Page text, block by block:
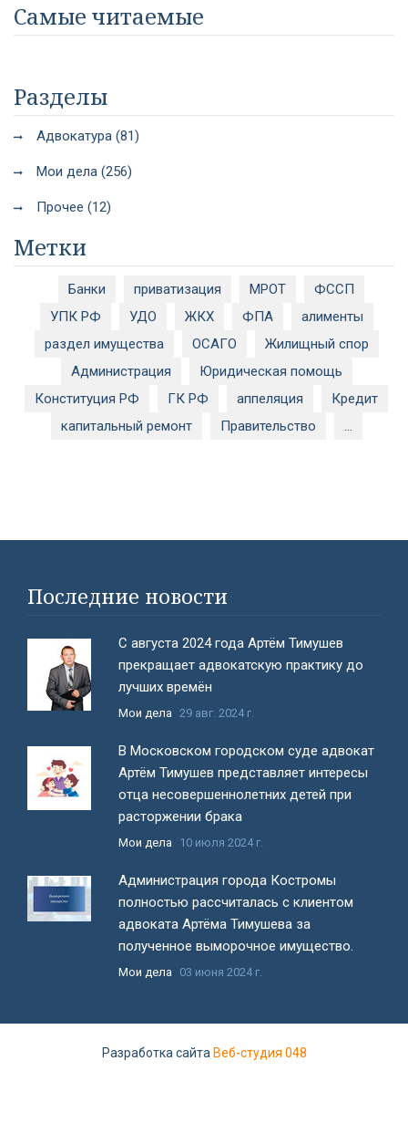
Самые читаемые
Разделы
Адвокатура (81)
Мои дела (256)
Прочее (12)
Метки
Банки приватизация МРОТ
ФССП
УПК РФ
УДО ЖКХ ФПА
алименты
раздел имущества
ОСАГО
Жилищный спор
Администрация
Юридическая помощь
Конституция РФ
ГК РФ аппеляция
Кредит
капитальный ремонт
Правительство ...
Последние новости
С августа 2024 года Артём Тимушев
прекращает адвокатскую практику до
лучших времён
Мои дела 29 авг. 2024 г.
В Московском городском суде адвокат
Артём Тимушев представляет интересы
отца несовершеннолетних детей при
расторжении брака
Мои дела 10 июля 2024 г.
Администрация города Костромы
полностью рассчиталась с клиентом
адвоката Артёма Тимушева за
полученное выморочное имущество.
Мои дела 03 июня 2024 г.
Разработка сайта Веб-студия 048